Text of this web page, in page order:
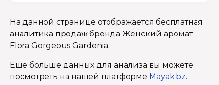
На данной странице отображается бесплатная
аналитика продаж бренда Женский аромат
Flora Gorgeous Gardenia.
Еще больше данных для анализа вы можете
посмотреть на нашей платформе Mayak.bz.